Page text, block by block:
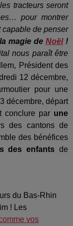
tracteurs seront
pour montrer
capable de penser
magie de Noël!
nous paraît être
Président des
12 décembre,
pour une
décembre, départ
conclure par une
des cantons de
des bénéfices
des enfants de
du Bas-Rhin
! Les
vos